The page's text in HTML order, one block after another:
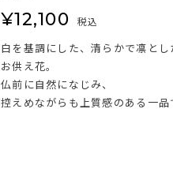
¥12,100 税込
白を基調にした、清らかで凛とし
お供え花。
仏前に自然になじみ、
控えめながらも上質感のある一品